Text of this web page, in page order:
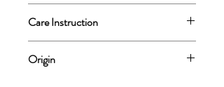
Stainless Steel
Dimension: 52(L) x 9(W) x 9(H) (mm)
Care Instruction
shower/bath, swimming
Origin